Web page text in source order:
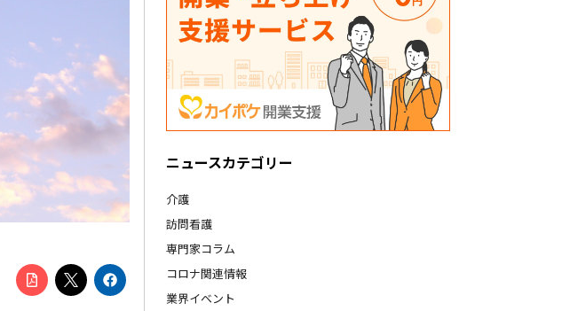
ニュースカテゴリー
介護
訪問看護
専門家コラム
コロナ関連情報
業界イベント